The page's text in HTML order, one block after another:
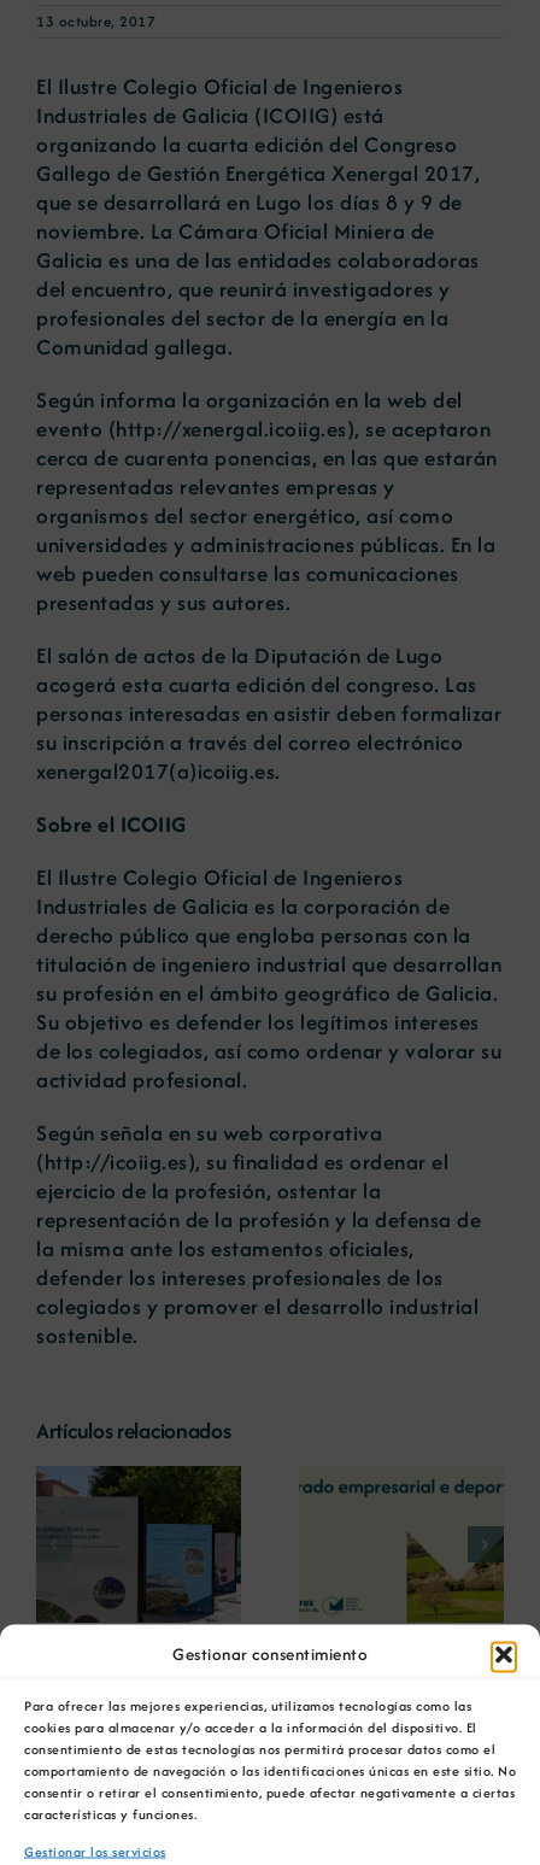
Gestionar consentimiento
Para ofrecer las mejores experiencias, utilizamos tecnologías como las
cookies para almacenar y/o acceder a la información del dispositivo. El
consentimiento de estas tecnologías nos permitirá procesar datos como el
comportamiento de navegación o las identificaciones únicas en este sitio. No
consentir o retirar el consentimiento, puede afectar negativamente a ciertas
características y funciones.
Gestionar los servicios
Portal de empleo
Contacto
13 octubre, 2017
El Ilustre Colegio Oficial de Ingenieros
Industriales de Galicia (ICOIIG) está
organizando la cuarta edición del Congreso
Gallego de Gestión Energética Xenergal 2017,
que se desarrollará en Lugo los días 8 y 9 de
noviembre. La Cámara Oficial Miniera de
Galicia es una de las entidades colaboradoras
del encuentro, que reunirá investigadores y
profesionales del sector de la energía en la
Comunidad gallega.
Según informa la organización en la web del
evento (http://xenergal.icoiig.es), se aceptaron
cerca de cuarenta ponencias, en las que estarán
representadas relevantes empresas y
organismos del sector energético, así como
universidades y administraciones públicas. En la
web pueden consultarse las comunicaciones
presentadas y sus autores.
El salón de actos de la Diputación de Lugo
acogerá esta cuarta edición del congreso. Las
personas interesadas en asistir deben formalizar
su inscripción a través del correo electrónico
xenergal2017(a)icoiig.es.
Sobre el ICOIIG
El Ilustre Colegio Oficial de Ingenieros
Industriales de Galicia es la corporación de
derecho público que engloba personas con la
titulación de ingeniero industrial que desarrollan
su profesión en el ámbito geográfico de Galicia.
Su objetivo es defender los legítimos intereses
de los colegiados, así como ordenar y valorar su
actividad profesional.
Según señala en su web corporativa
(http://icoiig.es), su finalidad es ordenar el
ejercicio de la profesión, ostentar la
representación de la profesión y la defensa de
la misma ante los estamentos oficiales,
defender los intereses profesionales de los
colegiados y promover el desarrollo industrial
sostenible.
Artículos relacionados
La COMG reúne a
dos líderes
empresarias con
motivo de su
Centenario para
debatir sobre el
futuro del rural
gallego
La OIPE y el
CRETUS
presentan las
últimas
innovaciones en
restauración
ambiental para la
minería gallega
Lugo acollerá en novembro
o IV Congreso Galego de
Xestión Enerxética
13 octubre, 2017